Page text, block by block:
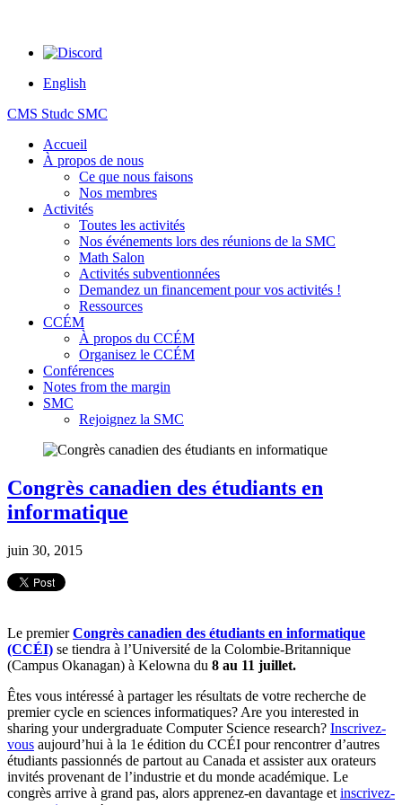
English
CMS Studc SMC
Accueil
À propos de nous
Ce que nous faisons
Nos membres
Activités
Toutes les activités
Nos événements lors des réunions de la SMC
Math Salon
Activités subventionnées
Demandez un financement pour vos activités !
Ressources
CCÉM
À propos du CCÉM
Organisez le CCÉM
Conférences
Notes from the margin
SMC
Rejoignez la SMC
Congrès canadien des étudiants en
informatique
juin 30, 2015
Le premierCongrès canadien des étudiants en informatique
(CCÉI) se tiendra à l’Université de la Colombie-Britannique
(Campus Okanagan) à Kelowna du 8 au 11 juillet.
Êtes vous intéressé à partager les résultats de votre recherche de
premier cycle en sciences informatiques? Are you interested in
sharing your undergraduate Computer Science research? Inscrivez-
vous aujourd’hui à la 1e édition du CCÉI pour rencontrer d’autres
étudiants passionnés de partout au Canada et assister aux orateurs
invités provenant de l’industrie et du monde académique. Le
congrès arrive à grand pas, alors apprenez-en davantage et inscrivez-